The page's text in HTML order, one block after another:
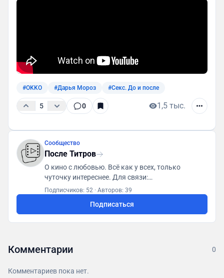
#OKKO #Дарья Мороз #Секс. До и после
5 0 1,5 тыс.
Сообщество
После Титров
О кино с любовью. Всё как у всех, только
чуточку интереснее. Для связи:
posletitrov@yandex.ru
Подписчиков: 52 · Авторов: 39
Подписаться
Комментарии 0
Комментариев пока нет.